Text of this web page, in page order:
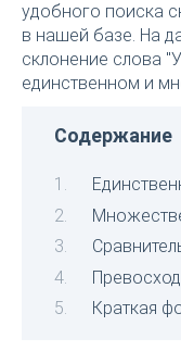
удобного поиска
в нашей базе. На
склонение слова
единственном и
Содержание
Краткая